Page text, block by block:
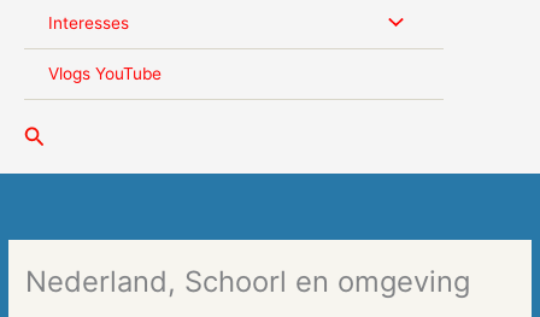
Interesses
Vlogs YouTube
Zoeken
Nederland, Schoorl en omgeving